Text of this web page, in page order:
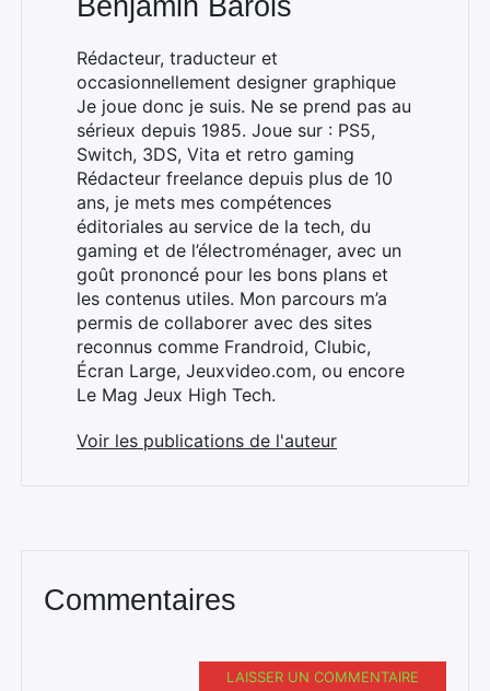
Benjamin Barois
Rédacteur, traducteur et
occasionnellement designer graphique
Je joue donc je suis. Ne se prend pas au
sérieux depuis 1985. Joue sur : PS5,
Switch, 3DS, Vita et retro gaming
Rédacteur freelance depuis plus de 10
ans, je mets mes compétences
éditoriales au service de la tech, du
gaming et de l’électroménager, avec un
goût prononcé pour les bons plans et
les contenus utiles. Mon parcours m’a
permis de collaborer avec des sites
reconnus comme Frandroid, Clubic,
Écran Large, Jeuxvideo.com, ou encore
Le Mag Jeux High Tech.
Voir les publications de l'auteur
Commentaires
LAISSER UN COMMENTAIRE